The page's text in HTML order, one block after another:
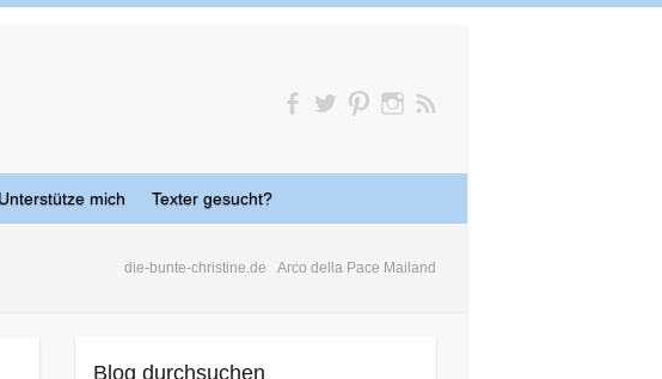
Unterstütze mich Texter gesucht?
die-bunte-christine.de Arco della Pace Mailand
Blog durchsuchen